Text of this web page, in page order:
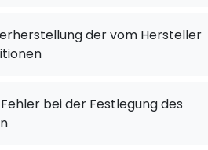
der vom Hersteller
bei der Festlegung des